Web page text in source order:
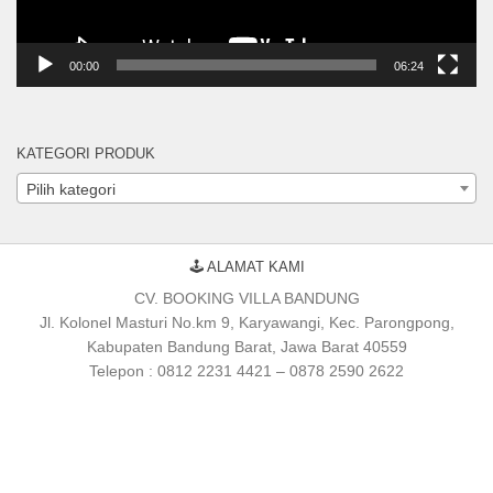
00:00 06:24
KATEGORI PRODUK
Pilih kategori
🕹 ALAMAT KAMI
CV. BOOKING VILLA BANDUNG
Jl. Kolonel Masturi No.km 9, Karyawangi, Kec. Parongpong,
Kabupaten Bandung Barat, Jawa Barat 40559
Telepon : 0812 2231 4421 – 0878 2590 2622